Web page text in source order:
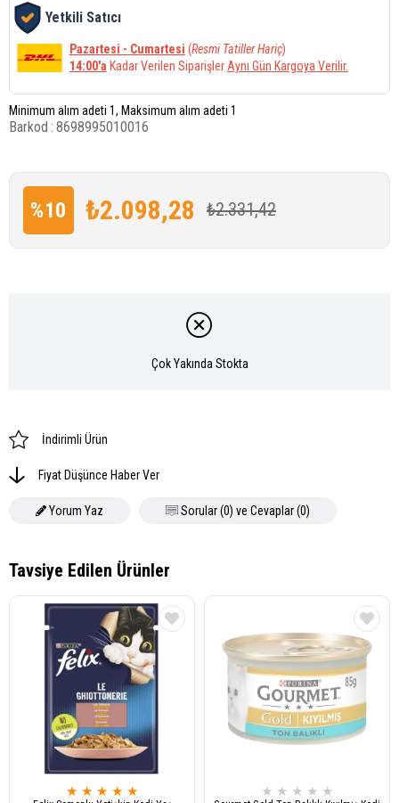
Yetkili Satıcı
Pazartesi - Cumartesi (Resmi Tatiller Hariç)
14:00'a Kadar Verilen Siparişler Aynı Gün Kargoya Verilir.
Minimum alım adeti 1, Maksimum alım adeti 1
Barkod : 8698995010016
%10
₺2.331,42
₺2.098,28
Çok Yakında Stokta
İndirimli Ürün
Fiyat Düşünce Haber Ver
Yorum Yaz Sorular (0) ve Cevaplar (0)
★ ★ ★ ★ ★ ★ ★ ★ ★ ★